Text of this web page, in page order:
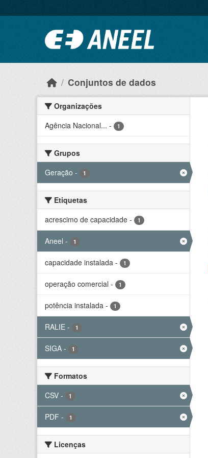
Conjuntos de dados
Organizações
Agência Nacional... - 1
Grupos
Geração - 1
Etiquetas
acrescimo de capacidade - 1
Aneel - 1
capacidade instalada - 1
operação comercial - 1
potência instalada - 1
RALIE - 1
SIGA - 1
Formatos
CSV - 1
PDF - 1
Licenças